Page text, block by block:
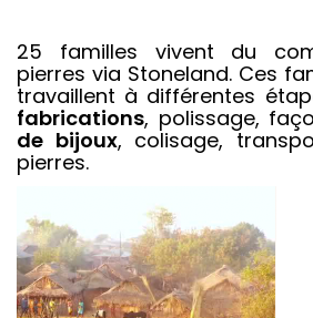
25 familles vivent du
pierres via Stoneland. Ces
travaillent à différentes
fabrications, polissage,
de bijoux, colisage,
pierres.